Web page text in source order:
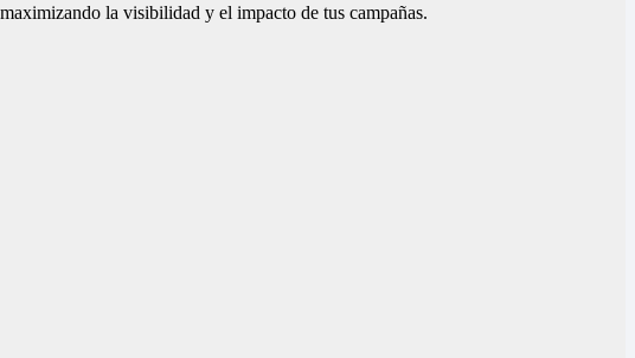
la visibilidad y el impacto de tus campañas.